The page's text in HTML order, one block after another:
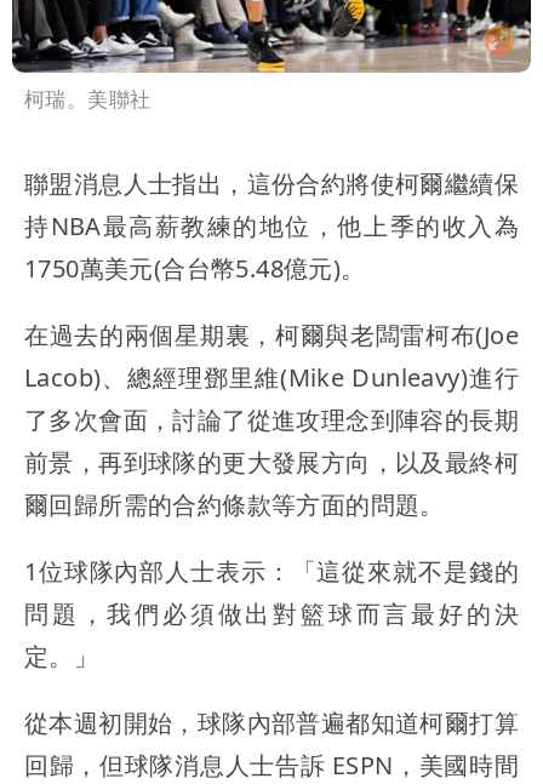
柯瑞。美聯社
聯盟消息人士指出，這份合約將使柯爾繼續保
持NBA最高薪教練的地位，他上季的收入為
1750萬美元(合台幣5.48億元)。
在過去的兩個星期裏，柯爾與老闆雷柯布(Joe
Lacob)、總經理鄧里維(Mike Dunleavy)進行
了多次會面，討論了從進攻理念到陣容的長期
前景，再到球隊的更大發展方向，以及最終柯
爾回歸所需的合約條款等方面的問題。
1位球隊內部人士表示：「這從來就不是錢的
問題，我們必須做出對籃球而言最好的決
定。」
從本週初開始，球隊內部普遍都知道柯爾打算
回歸，但球隊消息人士告訴 ESPN，美國時間